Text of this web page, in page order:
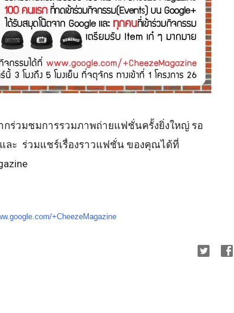
ร่วมชมการรวมภาพถ่ายแฟชั่นครั้งยิ่งใหญ่ รอ
ละ ร่วมแชร์เรื่องราวแฟชั่น ของคุณได้ที่
+CheezeMagazine